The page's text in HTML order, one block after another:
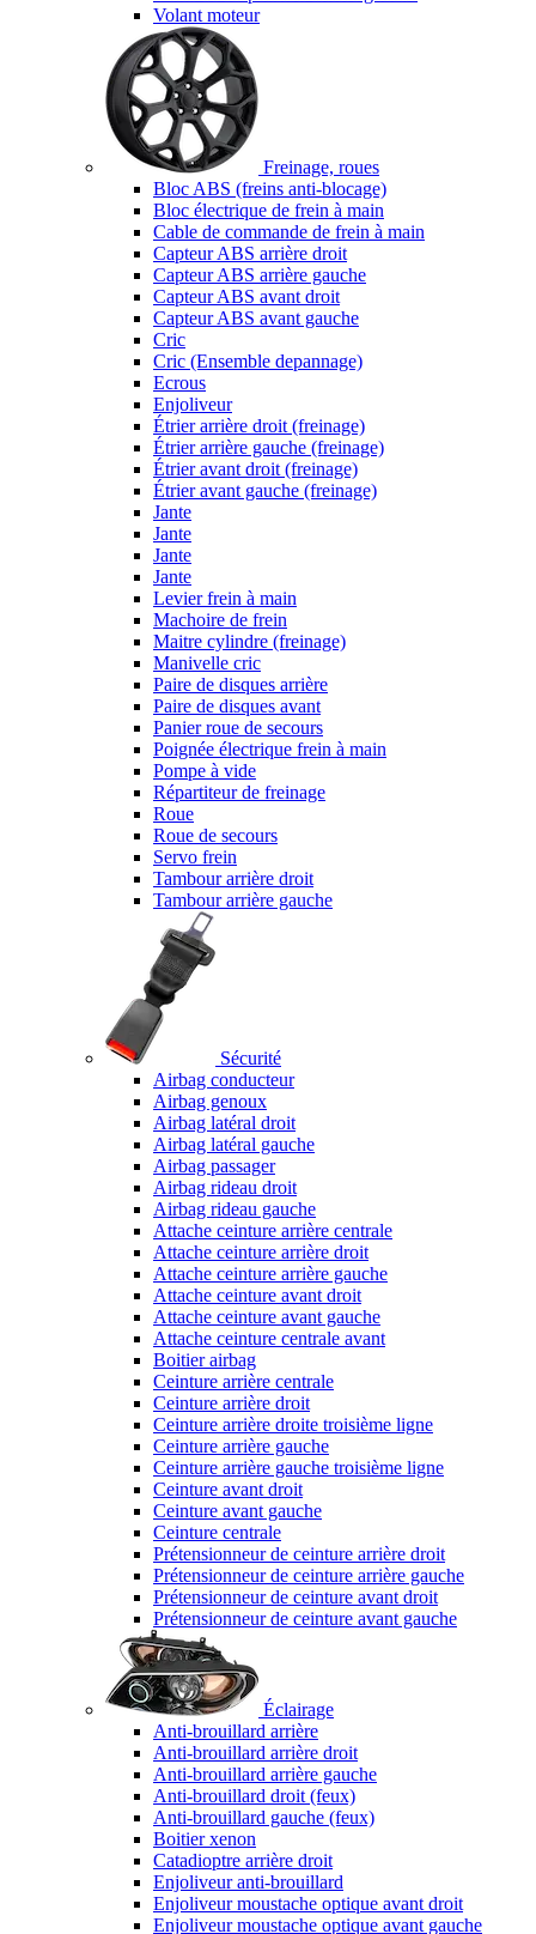
Volant moteur
Freinage, roues
Bloc ABS (freins anti-blocage)
Bloc électrique de frein à main
Cable de commande de frein à main
Capteur ABS arrière droit
Capteur ABS arrière gauche
Capteur ABS avant droit
Capteur ABS avant gauche
Cric
Cric (Ensemble depannage)
Ecrous
Enjoliveur
Étrier arrière droit (freinage)
Étrier arrière gauche (freinage)
Étrier avant droit (freinage)
Étrier avant gauche (freinage)
Jante
Jante
Jante
Jante
Levier frein à main
Machoire de frein
Maitre cylindre (freinage)
Manivelle cric
Paire de disques arrière
Paire de disques avant
Panier roue de secours
Poignée électrique frein à main
Pompe à vide
Répartiteur de freinage
Roue
Roue de secours
Servo frein
Tambour arrière droit
Tambour arrière gauche
Sécurité
Airbag conducteur
Airbag genoux
Airbag latéral droit
Airbag latéral gauche
Airbag passager
Airbag rideau droit
Airbag rideau gauche
Attache ceinture arrière centrale
Attache ceinture arrière droit
Attache ceinture arrière gauche
Attache ceinture avant droit
Attache ceinture avant gauche
Attache ceinture centrale avant
Boitier airbag
Ceinture arrière centrale
Ceinture arrière droit
Ceinture arrière droite troisième ligne
Ceinture arrière gauche
Ceinture arrière gauche troisième ligne
Ceinture avant droit
Ceinture avant gauche
Ceinture centrale
Prétensionneur de ceinture arrière droit
Prétensionneur de ceinture arrière gauche
Prétensionneur de ceinture avant droit
Prétensionneur de ceinture avant gauche
Éclairage
Anti-brouillard arrière
Anti-brouillard arrière droit
Anti-brouillard arrière gauche
Anti-brouillard droit (feux)
Anti-brouillard gauche (feux)
Boitier xenon
Catadioptre arrière droit
Enjoliveur anti-brouillard
Enjoliveur moustache optique avant droit
Enjoliveur moustache optique avant gauche